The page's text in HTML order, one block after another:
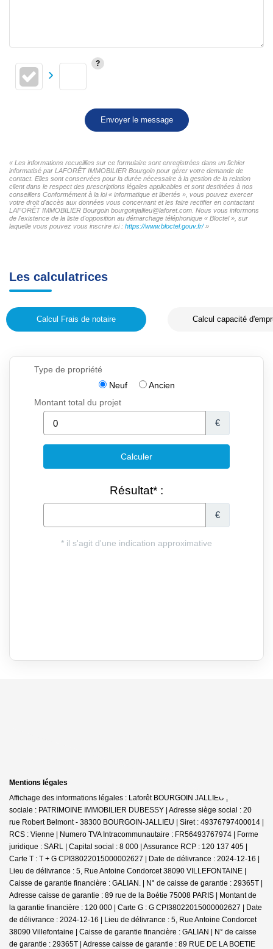
Envoyer le message
« Les informations recueillies sur ce formulaire sont enregistrées dans un fichier
informatisé par LAFORÊT IMMOBILIER Bourgoin pour gérer votre demande de
contact. Elles sont conservées pour la durée nécessaire à la gestion de la relation
client dans le respect des prescriptions légales applicables et sont destinées à nos
conseillers Conformément à la loi « informatique et libertés », vous pouvez exercer
votre droit d'accès aux données vous concernant et les faire rectifier en contactant
LAFORÊT IMMOBILIER Bourgoin bourgoinjallieu@laforet.com. Nous vous informons
de l'existence de la liste d'opposition au démarchage téléphonique « Bloctel », sur
laquelle vous pouvez vous inscrire ici : https://www.bloctel.gouv.fr/»
Les calculatrices
Calcul Frais de notaire Calcul capacité
Mentions légales
Affichage des informations légales : Laforêt BOURGOIN JALLIEU | Raison
sociale : PATRIMOINE IMMOBILIER DUBESSY | Adresse siège social : 20
rue Robert Belmont - 38300 BOURGOIN-JALLIEU | Siret : 49376797400014 |
RCS : Vienne | Numero TVA Intracommunautaire : FR56493767974 | Forme
juridique : SARL | Capital social : 8 000 | Assurance RCP : 120 137 405 |
Carte T : T + G CPI38022015000002627 | Date de délivrance : 2024-12-16 |
Lieu de délivrance : 5, Rue Antoine Condorcet 38090 VILLEFONTAINE |
Caisse de garantie financière : GALIAN. | N° de caisse de garantie : 29365T |
Adresse caisse de garantie : 89 rue de la Boétie 75008 PARIS | Montant de
la garantie financière : 120 000 | Carte G : G CPI38022015000002627 | Date
de délivrance : 2024-12-16 | Lieu de délivrance : 5, Rue Antoine Condorcet
38090 Villefontaine | Caisse de garantie financière : GALIAN | N° de caisse
de garantie : 29365T | Adresse caisse de garantie : 89 RUE DE LA BOETIE